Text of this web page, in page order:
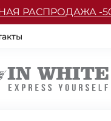
РАСПРОДАЖА -